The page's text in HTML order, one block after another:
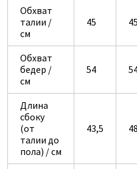
Обхват
талии /
см
45 45
Обхват
бедер /
см
54
Длина
сбоку
(от
талии до
пола) / см
43,5 48